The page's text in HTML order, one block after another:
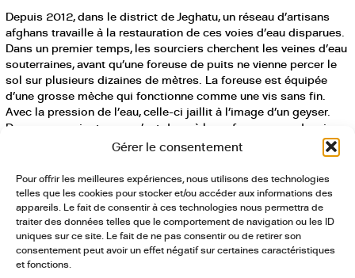
Gérer le consentement
Pour offrir les meilleures expériences, nous utilisons des technologies
telles que les cookies pour stocker et/ou accéder aux informations des
appareils. Le fait de consentir à ces technologies nous permettra de
traiter des données telles que le comportement de navigation ou les ID
uniques sur ce site. Le fait de ne pas consentir ou de retirer son
consentement peut avoir un effet négatif sur certaines caractéristiques
et fonctions.
Depuis 2012, dans le district de Jeghatu, un réseau d’artisans
afghans travaille à la restauration de ces voies d’eau disparues.
Dans un premier temps, les sourciers cherchent les veines d’eau
souterraines, avant qu’une foreuse de puits ne vienne percer le
sol sur plusieurs dizaines de mètres. La foreuse est équipée
d’une grosse mèche qui fonctionne comme une vis sans fin.
Avec la pression de l’eau, celle-ci jaillit à l’image d’un geyser.
Dans un premier temps, c’est donc à la surface que se dessine
le tracé souterrain du karez. En parallèle, ce même outil, dans
une version gigantesque, a été utilisé par les multinationales
afin de sonder les montagnes afghanes et leurs sous-sols pour
l’exploitation des ressources naturelles (minerais, gaz, pétrole,
terres agricoles…). Il y a d’une part les ingérences politiques et
militaires, et d’autre part la manière dont leurs conséquences
agissent et alimentent les marchés internationaux. Le même
outil, la vis sans fin, raconte deux récits qui se confrontent.
D’une part, la manière dont les conflits en Afghanistan ont